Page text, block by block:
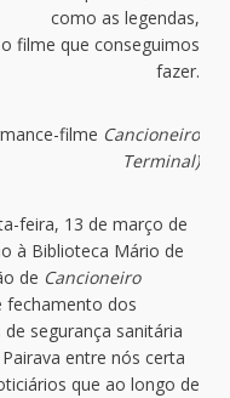
como as legendas,
filme que conseguimos
fazer.
filme Cancioneiro
Terminal)
feira, 13 de março de
à Biblioteca Mário de
de Cancioneiro
fechamento dos
segurança sanitária
entre nós certa
que ao longo de